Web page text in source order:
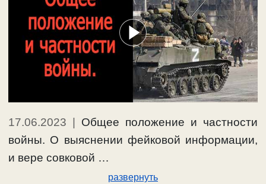
17.06.2023 | Общее положение и частности
войны. О выяснении фейковой информации,
и вере совковой …
развернуть